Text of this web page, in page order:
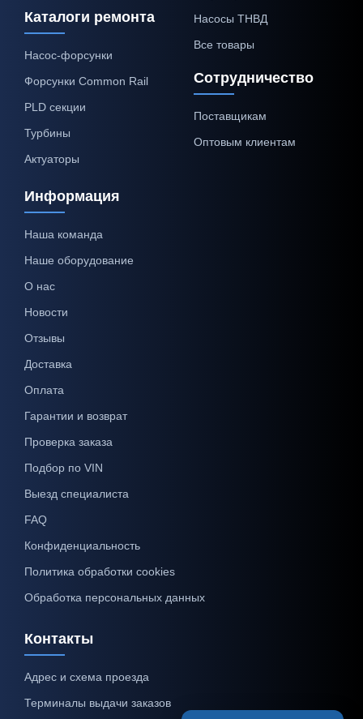
Каталоги ремонта
Насос-форсунки
Форсунки Common Rail
PLD секции
Турбины
Актуаторы
Насосы ТНВД
Все товары
Сотрудничество
Поставщикам
Оптовым клиентам
Информация
Наша команда
Наше оборудование
О нас
Новости
Отзывы
Доставка
Оплата
Гарантии и возврат
Проверка заказа
Подбор по VIN
Выезд специалиста
FAQ
Конфиденциальность
Политика обработки cookies
Обработка персональных данных
Контакты
Адрес и схема проезда
Терминалы выдачи заказов